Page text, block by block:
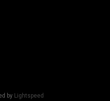
van fantastische literatuur en
beogen de creativiteit te
by Lightspeed